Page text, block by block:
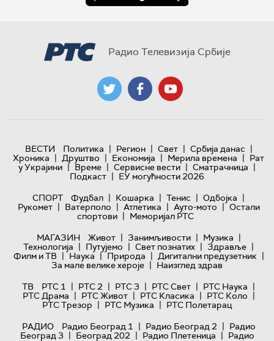
Радио Телевизија Србије
ВЕСТИ Политика | Регион | Свет | Србија данас |
Хроника | Друштво | Економија | Мерила времена | Рат
у Украјини | Време | Сервисне вести | Сматрачница |
Подкаст | ЕУ могућности 2026
СПОРТ
Фудбал | Кошарка | Тенис | Одбојка |
Рукомет | Ватерполо | Атлетика | Ауто-мото | Остали
спортови | Меморијал РТС
МАГАЗИН
Живот | Занимљивости | Музика |
Технологијa | Путујемо | Свет познатих | Здравље |
Филм и ТВ | Наука | Природа | Дигитални предузетник |
За мале велике хероје | Наизглед здрав
ТВ
РТС 1 | РТС 2 | РТС 3 | РТС Свет | РТС Наука |
РТС Драма | РТС Живот | РТС Класика | РТС Коло |
РТС Трезор | РТС Музика | РТС Полетарац
РАДИО
Радио Београд 1 | Радио Београд 2 | Радио
Београд 3 | Београд 202 | Радио Плетеница | Радио